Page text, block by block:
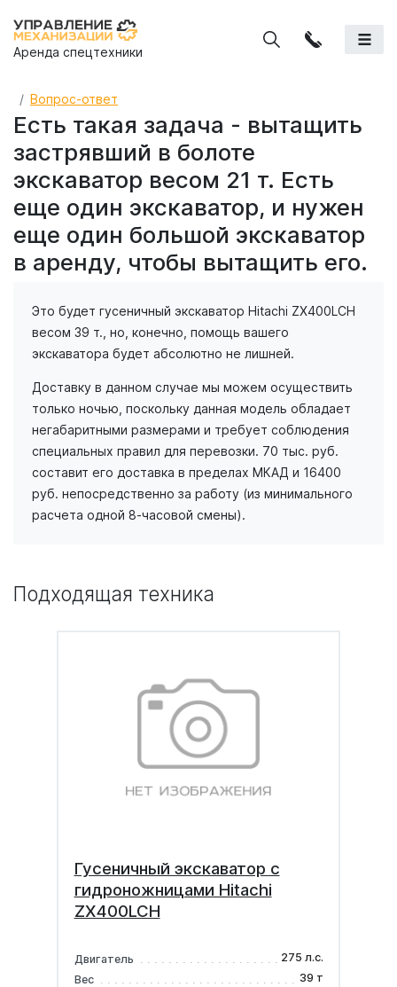
Аренда спецтехники
Вопрос-ответ
Есть такая задача - вытащить
застрявший в болоте
экскаватор весом 21 т. Есть
еще один экскаватор, и нужен
еще один большой экскаватор
в аренду, чтобы вытащить его.
Это будет гусеничный экскаватор Hitachi ZX400LCH
весом 39 т., но, конечно, помощь вашего
экскаватора будет абсолютно не лишней.
Доставку в данном случае мы можем осуществить
только ночью, поскольку данная модель обладает
негабаритными размерами и требует соблюдения
специальных правил для перевозки. 70 тыс. руб.
составит его доставка в пределах МКАД и 16400
руб. непосредственно за работу (из минимального
расчета одной 8-часовой смены).
Подходящая техника
Гусеничный экскаватор с
гидроножницами Hitachi
ZX400LCH
Двигатель
275 л.с.
Вес
39 т